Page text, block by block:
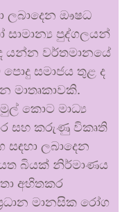
ලබාදෙන ඖෂධ
පුද්ගලයන්
යන්න වර්තමානයේ
සමාජය තුළ ද
මාතෘකාවකි.
කොට මාධ්‍ය
සහ කරුණු විකෘති
ලබාදෙන
බියක් නිර්මාණය
අහිතකර
මානසික රෝග